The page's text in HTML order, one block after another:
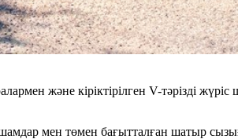
және кіріктірілген V-тәрізді
мен төмен бағытталған шатыр